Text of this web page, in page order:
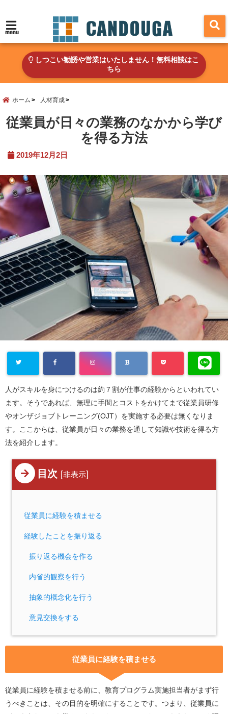
menu
しつこい勧誘や営業はいたしません！無料相談はこ
ちら
ホーム 人材育成
従業員が日々の業務のなかから学び
を得る方法
2019年12月2日
人がスキルを身につけるのは約７割が仕事の経験からといわれてい
ます。そうであれば、無理に手間とコストをかけてまで従業員研修
やオンザジョブトレーニング(OJT）を実施する必要は無くなりま
す。ここからは、従業員が日々の業務を通して知識や技術を得る方
法を紹介します。
目次 [非表示]
従業員に経験を積ませる
経験したことを振り返る
振り返る機会を作る
内省的観察を行う
抽象的概念化を行う
意見交換をする
従業員に経験を積ませる
従業員に経験を積ませる前に、教育プログラム実施担当者がまず行
うべきことは、その目的を明確にすることです。つまり、従業員に